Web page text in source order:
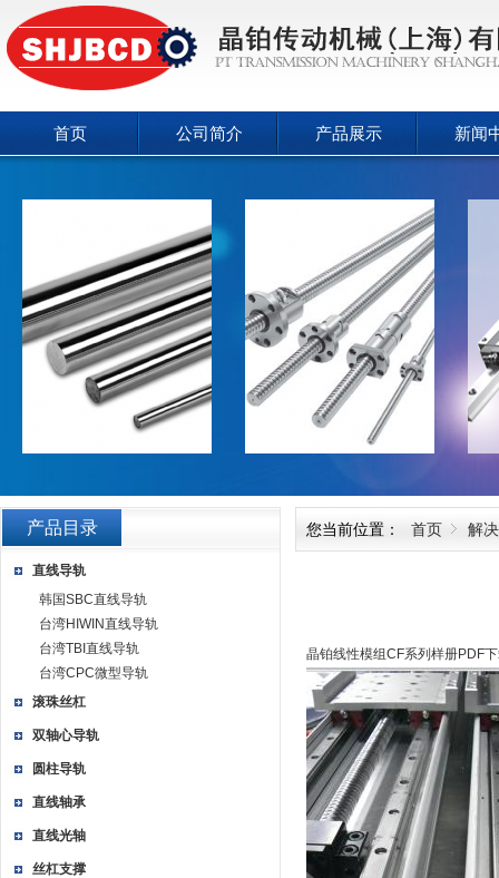
首页 公司简介 产品展示 新闻
产品目录
直线导轨
韩国SBC直线导轨
台湾HIWIN直线导轨
台湾TBI直线导轨
台湾CPC微型导轨
滚珠丝杠
双轴心导轨
圆柱导轨
直线轴承
直线光轴
丝杠支撑
您当前位置： 首页 解
晶铂线性模组CF系列样册PDF